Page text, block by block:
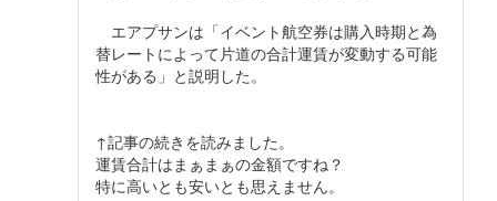
エアプサンは「イベント航空券は購入時期と為
替レートによって片道の合計運賃が変動する可能
性がある」と説明した。
↑記事の続きを読みました。
運賃合計はまぁまぁの金額ですね？
特に高いとも安いとも思えません。